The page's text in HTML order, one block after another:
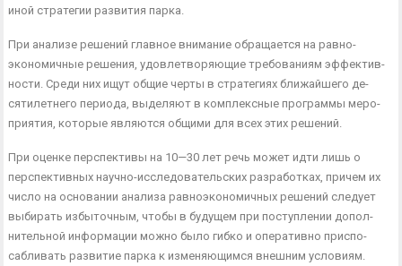
иной стратегии развития парка.
При анализе решений главное внимание обращается на равно­
экономичные решения, удовлетворяющие требованиям эффектив­
ности. Среди них ищут общие черты в стратегиях ближайшего де­
сятилетнего периода, выделяют в комплексные программы меро­
приятия, которые являются общими для всех этих решений.
При оценке перспективы на 10—30 лет речь может идти лишь о
перспективных научно-исследовательских разработках, причем их
число на основании анализа равноэкономичных решений следует
выбирать избыточным, чтобы в будущем при поступлении допол­
нительной информации можно было гибко и оперативно приспо­
сабливать развитие парка к изменяющимся внешним условиям.